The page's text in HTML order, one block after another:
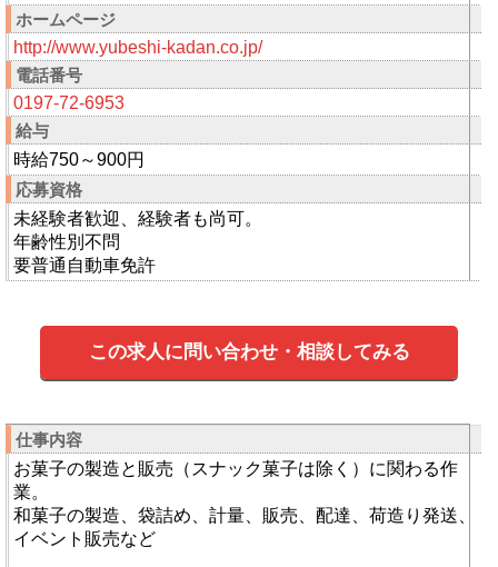
ホームページ
http://www.yubeshi-kadan.co.jp/
電話番号
0197-72-6953
給与
時給750～900円
応募資格
未経験者歓迎、経験者も尚可。
年齢性別不問
要普通自動車免許
この求人に問い合わせ・相談してみる
仕事内容
お菓子の製造と販売（スナック菓子は除く）に関わる作
業。
和菓子の製造、袋詰め、計量、販売、配達、荷造り発送、
イベント販売など